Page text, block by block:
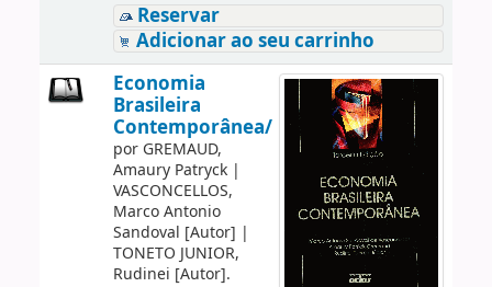
Reservar
Adicionar ao seu carrinho
Economia
Brasileira
Contemporânea/
por GREMAUD,
Amaury Patryck|
VASCONCELLOS,
Marco Antonio
Sandoval [Autor] |
TONETO JUNIOR,
Rudinei [Autor].